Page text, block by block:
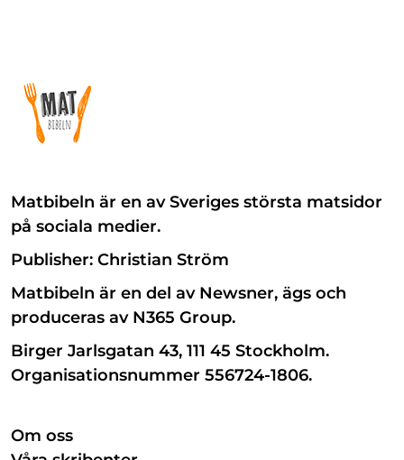
Matbibeln är en av Sveriges största matsidor
på sociala medier.
Publisher: Christian Ström
Matbibeln är en del av Newsner, ägs och
produceras av N365 Group.
Birger Jarlsgatan 43, 111 45 Stockholm.
Organisationsnummer 556724-1806.
Om oss